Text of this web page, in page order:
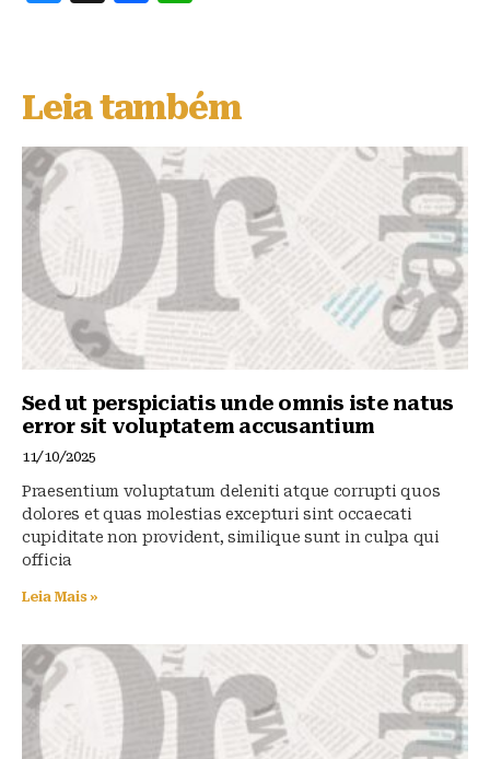
s
k
y
e
b
o
o
k
s
A
p
Leia também
Sed ut perspiciatis unde omnis iste natus
error sit voluptatem accusantium
11/10/2025
Praesentium voluptatum deleniti atque corrupti quos
dolores et quas molestias excepturi sint occaecati
cupiditate non provident, similique sunt in culpa qui
officia
Leia Mais »